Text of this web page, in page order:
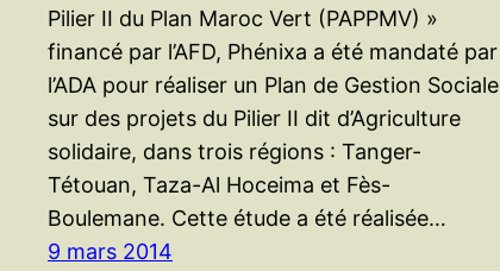
Pilier II du Plan Maroc Vert (PAPPMV) »
financé par l’AFD, Phénixa a été mandaté par
l’ADA pour réaliser un Plan de Gestion Sociale
sur des projets du Pilier II dit d’Agriculture
solidaire, dans trois régions : Tanger-
Tétouan, Taza-Al Hoceima et Fès-
Boulemane. Cette étude a été réalisée…
9 mars 2014